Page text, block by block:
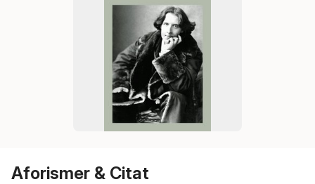
Aforismer & Citat